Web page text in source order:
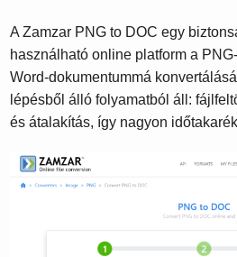
A Zamzar PNG to DOC egy
használható online platform a
Word-dokumentummá
lépésből álló folyamatból áll:
és átalakítás, így nagyon